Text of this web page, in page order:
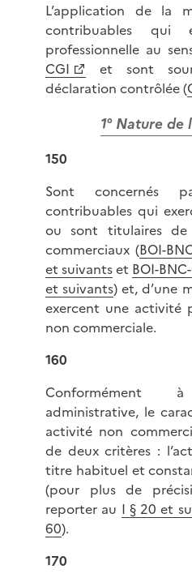
L’application de la
contribuables qui
professionnelle au
CGI
et sont
déclaration contrôlée (
1° Nature de
150
Sont concernés
contribuables qui
ou sont titulaires
commerciaux (BOI-
et suivantset BOI-
et suivants) et, d’une
exercent une activité
non commerciale.
160
Conformément
administrative, le
activité non
de deux critères :
titre habituel et
(pour plus de
reporter au I § 20 et
60).
170